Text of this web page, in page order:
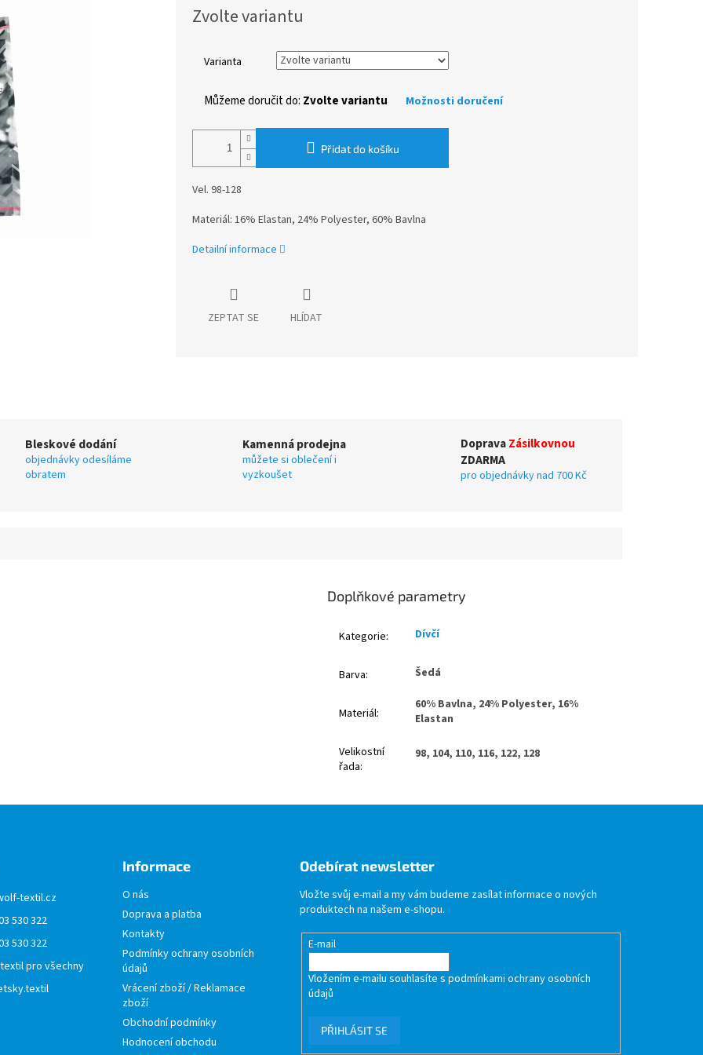
cena:
Zvolte variantu
Varianta
Můžeme doručit do: Zvolte variantu Možnosti doručení
Přidat do košíku
Vel. 98-128
Materiál: 16% Elastan, 24% Polyester, 60% Bavlna
Detailní informace
ZEPTAT SE HLÍDAT
Bleskové dodání
objednávky odesíláme
obratem
Kamenná prodejna
můžete si oblečení i
vyzkoušet
DopravaZásilkovnou
ZDARMA
pro objednávky nad 700 Kč
Doplňkové parametry
Kategorie: Dívčí
Barva: Šedá
Materiál:
60% Bavlna, 24% Polyester, 16%
Elastan
Velikostní
řada:
98, 104, 110, 116, 122, 128
textil.cz
530 322
530 322
pro všechny
Informace
O nás
Doprava a platba
Kontakty
Podmínky ochrany osobních
údajů
Vrácení zboží / Reklamace
zboží
Obchodní podmínky
Hodnocení obchodu
Odebírat newsletter
Vložte svůj e-mail a my vám budeme zasílat informace o nových
produktech na našem e-shopu.
E-mail
Vložením e-mailu souhlasíte spodmínkami ochrany osobních
údajů
PŘIHLÁSIT SE